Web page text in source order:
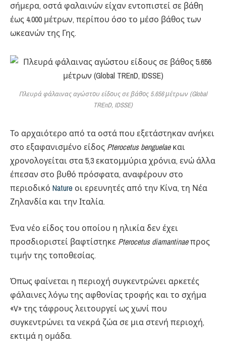
σήμερα, οστά φαλαινών είχαν εντοπιστεί σε βάθη
έως 4.000 μέτρων, περίπου όσο το μέσο βάθος των
ωκεανών της Γης.
Πλευρά φάλαινας αγώστου είδους σε βάθος 5.656 μέτρων (Global
TREnD, IDSSE)
Το αρχαιότερο από τα οστά που εξετάστηκαν ανήκει
στο εξαφανισμένο είδος Pterocetus benguelaeκαι
χρονολογείται στα 5,3 εκατομμύρια χρόνια, ενώ άλλα
έπεσαν στο βυθό πρόσφατα, αναφέρουν στο
περιοδικό Nature οι ερευνητές από την Κίνα, τη Νέα
Ζηλανδία και την Ιταλία.
Ένα νέο είδος του οποίου η ηλικία δεν έχει
προσδιοριστεί βαφτίστηκε Pterocetusdiamantinaeπρος
τιμήν της τοποθεσίας.
Όπως φαίνεται η περιοχή συγκεντρώνει αρκετές
φάλαινες λόγω της αφθονίας τροφής και το σχήμα
«V» της τάφρους λειτουργεί ως χωνί που
συγκεντρώνει τα νεκρά ζώα σε μια στενή περιοχή,
εκτιμά η ομάδα.